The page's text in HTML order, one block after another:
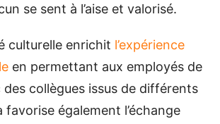
se sent à l’aise et valorisé.
culturelle enrichit l’expérience
en permettant aux employés de
collègues issus de différents
favorise également l’échange